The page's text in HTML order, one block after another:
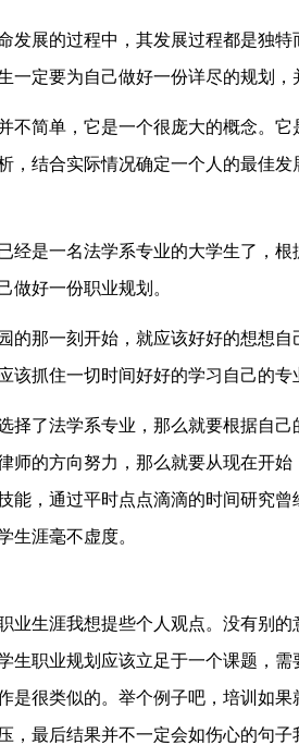
发展的过程中，其发展过程都是独
一定要为自己做好一份详尽的规划，
不简单，它是一个很庞大的概念。
，结合实际情况确定一个人的最佳
经是一名法学系专业的大学生了，
做好一份职业规划。
的那一刻开始，就应该好好的想想
该抓住一切时间好好的学习自己的专
择了法学系专业，那么就要根据自己
师的方向努力，那么就要从现在开
能，通过平时点点滴滴的时间研究
生涯毫不虚度。
业生涯我想提些个人观点。没有别
生职业规划应该立足于一个课题，
是很类似的。举个例子吧，培训如
，最后结果并不一定会如伤心的句